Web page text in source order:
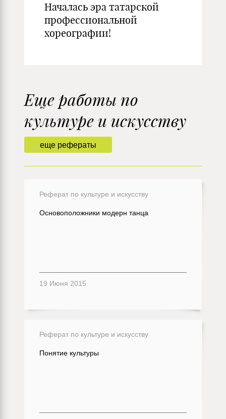
Началась эра татарской
профессиональной
хореографии!
еще рефераты
Еще работы по
культуре и искусству
Реферат по культуре и искусству
Основоположники модерн танца
19 Июня 2015
Реферат по культуре и искусству
Понятие культуры